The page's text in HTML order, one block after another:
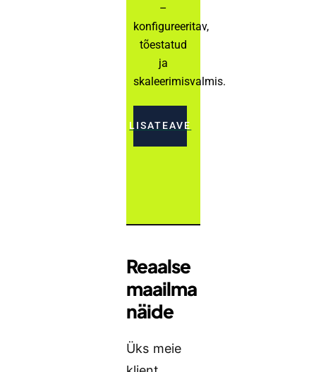
–
konfigureeritav,
tõestatud
ja
skaleerimisvalmis.
LISATEAVE
Reaalse
maailma
näide
Üks meie